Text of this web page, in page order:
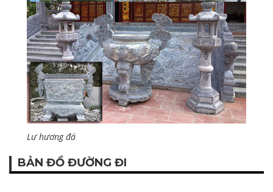
Lư hương đá
BẢN ĐỒ ĐƯỜNG ĐI